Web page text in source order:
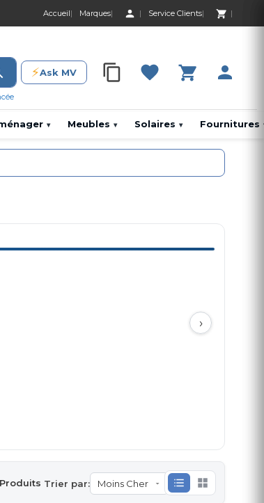
Accueil Marques Service Clients
0 Produit 0,00
⚡Ask MV 0 Produit 0,00 DH
▾ Meubles ▾ Solaires ▾ Fournitures
›
Trier par: